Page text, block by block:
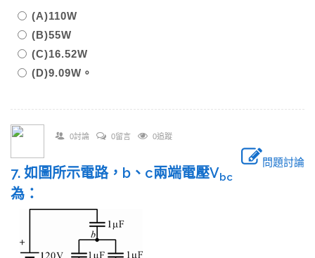
(A)110W
(B)55W
(C)16.52W
(D)9.09W。
0討論 0留言 0追蹤
問題討論
7. 如圖所示電路，b、c兩端電壓Vbc
為：